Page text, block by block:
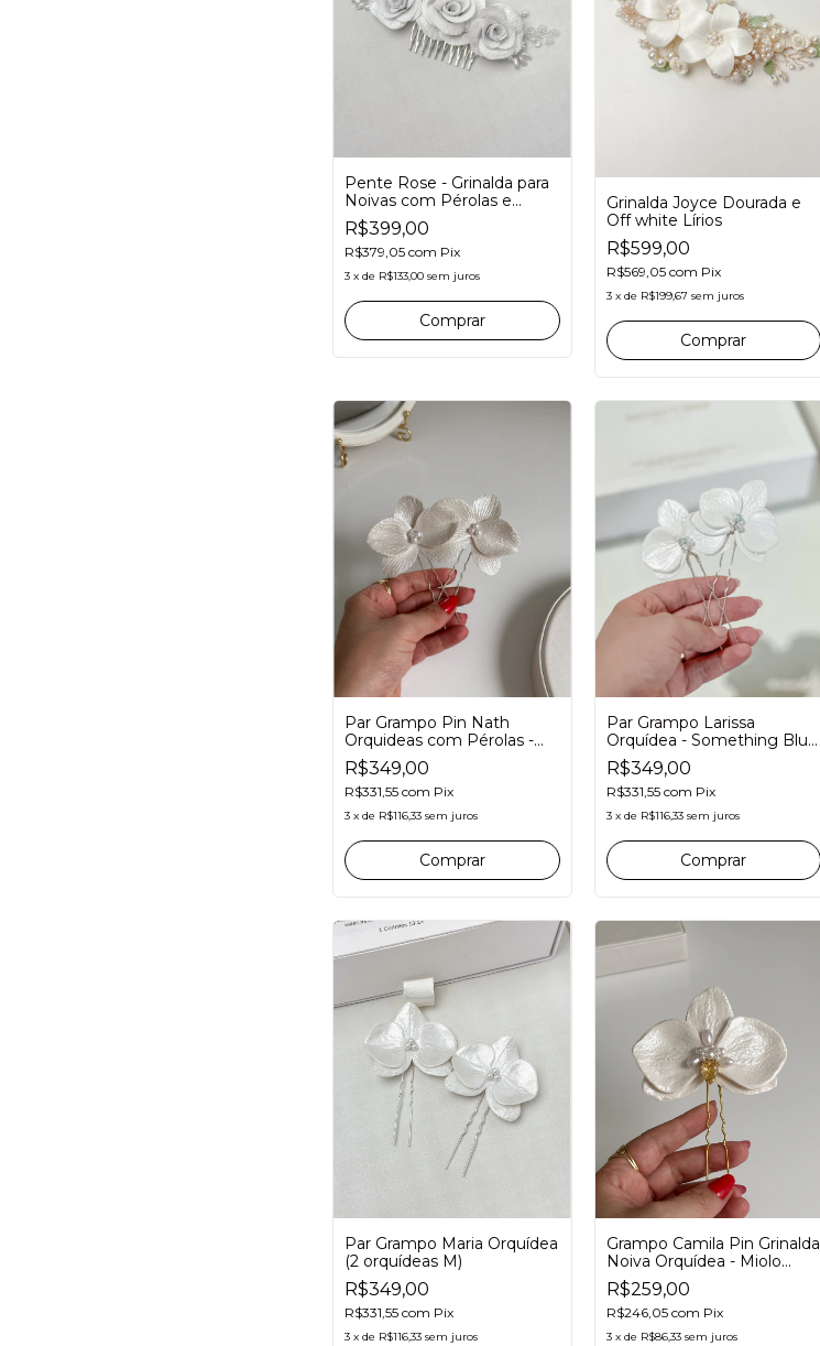
Pente Rose - Grinalda para
Noivas com Pérolas e
Cristais
R$399,00
R$379,05 com Pix
3 x de R$133,00 sem juros
Grinalda Joyce Dourada e
Off white Lírios
R$599,00
R$569,05 com Pix
3 x de R$199,67 sem juros
Par Grampo Pin Nath
Orquideas com Pérolas -
Grinalda para noiva
minimalista
R$349,00
R$331,55 com Pix
3 x de R$116,33 sem juros
Par Grampo Larissa
Orquídea - Something Blue
Grinalda para Noivas
R$349,00
R$331,55 com Pix
3 x de R$116,33 sem juros
Par Grampo Maria Orquídea
(2 orquídeas M)
R$349,00
R$331,55 com Pix
3 x de R$116,33 sem juros
Grampo Camila Pin Grinalda
Noiva Orquídea - Miolo
Dourado
R$259,00
R$246,05 com Pix
3 x de R$86,33 sem juros